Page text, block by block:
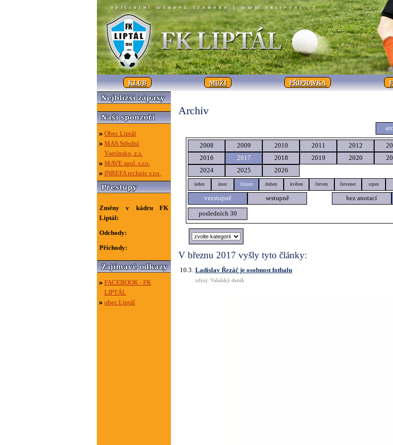
KLUB MUŽI PŘÍPRAVKA
Obec Liptál
MAS Střední
Vsetínsko, z.s.
MAVE spol. s.r.o.
INREFA technic s.r.o.
Změny v kádru FK
Liptál:
Odchody:
Příchody:
FACEBOOK - FK
LIPTÁL
obec Liptál
Archiv
2008 2009 2010 2011 2012
2016
2017 2018 2019 2020
2024
2025 2026
leden únor březen duben květen červen červenec srpen
vzestupně sestupně bez anotací
posledních 30
V březnu 2017 vyšly tyto články:
10.3. Ladislav Řezáč je osobnost fotbalu
zdroj: Valašský deník